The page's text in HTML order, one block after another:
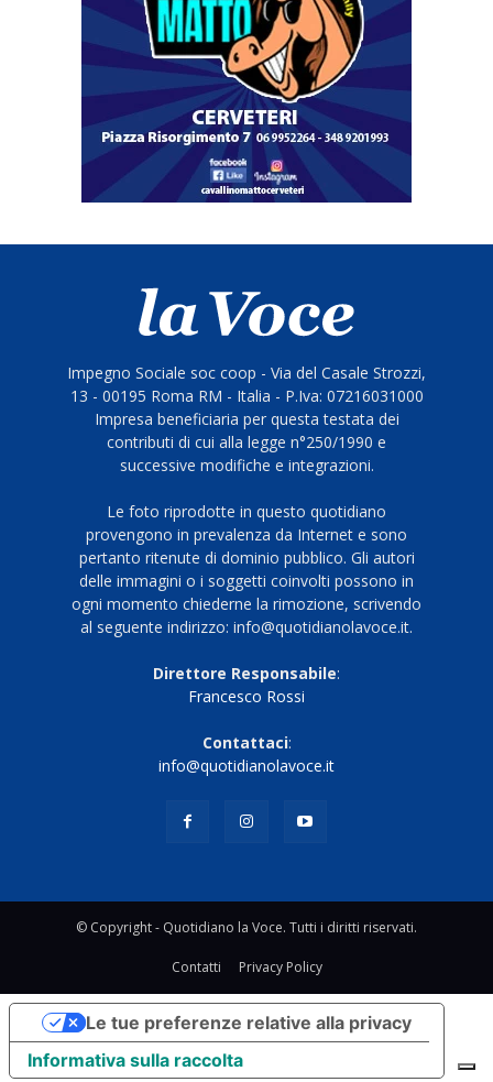
Impegno Sociale soc coop - Via del Casale Strozzi,
13 - 00195 Roma RM - Italia - P.Iva: 07216031000
Impresa beneficiaria per questa testata dei
contributi di cui alla legge n°250/1990 e
successive modifiche e integrazioni.
Le foto riprodotte in questo quotidiano
provengono in prevalenza da Internet e sono
pertanto ritenute di dominio pubblico. Gli autori
delle immagini o i soggetti coinvolti possono in
ogni momento chiederne la rimozione, scrivendo
al seguente indirizzo: info@quotidianolavoce.it.
Direttore Responsabile:
Francesco Rossi
Contattaci:
info@quotidianolavoce.it
© Copyright - Quotidiano la Voce. Tutti i diritti riservati.
Contatti Privacy Policy
Informativa sulla raccolta
Le tue preferenze relative alla privacy